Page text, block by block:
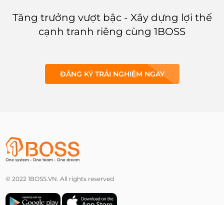
kê có dễ dàng không?
Tăng trưởng vượt bậc - Xây dựng lợi thế
cạnh tranh riêng cùng 1BOSS
ĐĂNG KÝ TRẢI NGHIỆM NGAY
© 2022 1BOSS.VN. All rights reserved